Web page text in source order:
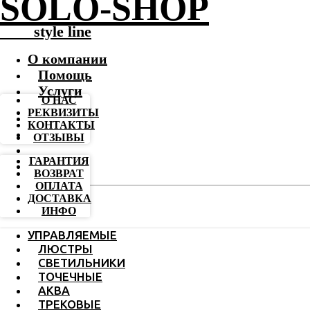
SOLO-SHOP
-------style line
О компании
Помощь
Услуги
О НАС
РЕКВИЗИТЫ
КОНТАКТЫ
ОТЗЫВЫ
ГАРАНТИЯ
ВОЗВРАТ
ОПЛАТА
ДОСТАВКА
ИНФО
УПРАВЛЯЕМЫЕ
ЛЮСТРЫ
СВЕТИЛЬНИКИ
ТОЧЕЧНЫЕ
АКВА
ТРЕКОВЫЕ